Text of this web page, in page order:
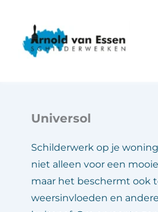
Universol
Schilderwerk op je
niet alleen voor een
maar het beschermt ook
weersinvloeden en